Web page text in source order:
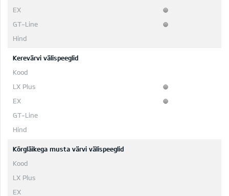
Kerevärvi välispeeglid
Kõrgläikega musta värvi välispeeglid